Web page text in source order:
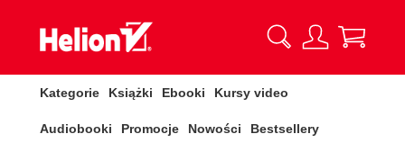
Kategorie Książki Ebooki Kursy video
Audiobooki Promocje Nowości Bestsellery